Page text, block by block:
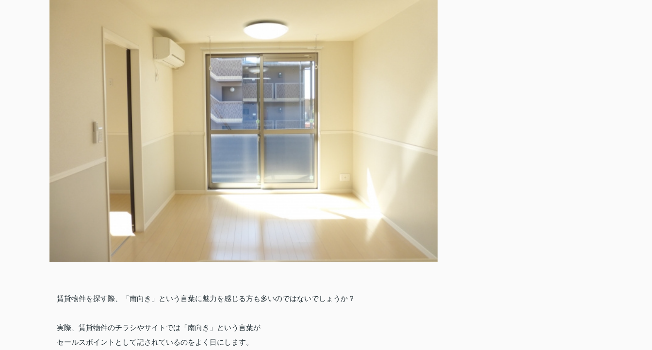
賃貸物件を探す際、「南向き」という言葉に魅力を感じる方も多いのではないでしょうか？
実際、賃貸物件のチラシやサイトでは「南向き」という言葉が
セールスポイントとして記されているのをよく目にします。